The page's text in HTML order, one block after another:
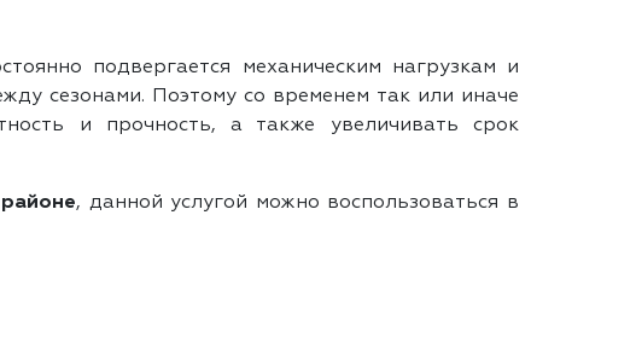
подвергается механическим нагрузкам и
сезонами. Поэтому со временем так или иначе
и прочность, а также увеличивать срок
, данной услугой можно воспользоваться в